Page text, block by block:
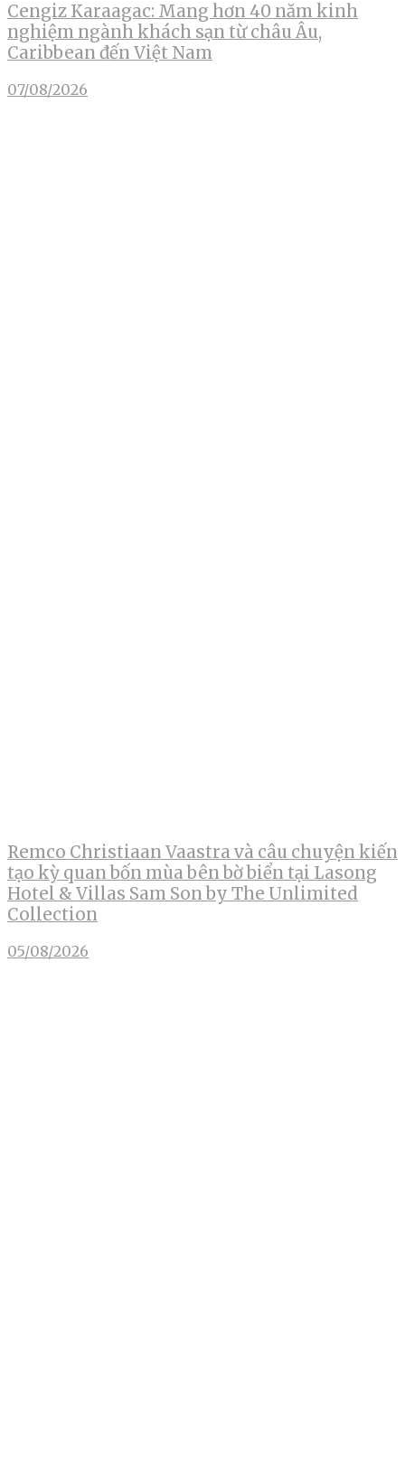
Cengiz Karaagac: Mang hơn 40 năm kinh
nghiệm ngành khách sạn từ châu Âu,
Caribbean đến Việt Nam
07/08/2026
Remco Christiaan Vaastra và câu chuyện kiến
tạo kỳ quan bốn mùa bên bờ biển tại Lasong
Hotel & Villas Sam Son by The Unlimited
Collection
05/08/2026